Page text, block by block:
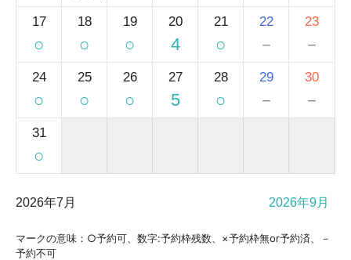
17
○
18
○
19
○
20
4
21
○
22
－
23
－
24
○
25
○
26
○
27
5
28
○
29
－
30
－
31
○
2026年7月 2026年9月
マークの意味：○予約可、数字:予約枠残数、×予約枠無or予約済、－
予約不可